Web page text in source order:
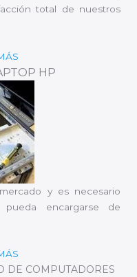
total de nuestros
HP
y es necesario
encargarse de
DE COMPUTADORES